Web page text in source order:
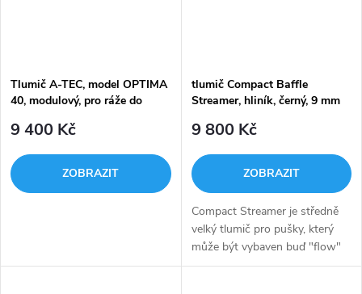
Tlumič A-TEC, model OPTIMA
40, modulový, pro ráže do
1/2"-28 UNEF
9 400 Kč
ZOBRAZIT
tlumič Compact Baffle
Streamer, hliník, černý, 9 mm
9 800 Kč
ZOBRAZIT
Compact Streamer je středně
velký tlumič pro pušky, který
může být vybaven buď "flow"
(průtokovou) nebo "baffle"